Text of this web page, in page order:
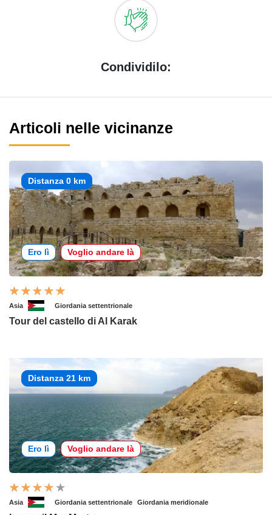
Condividilo:
Articoli nelle vicinanze
Distanza 0 km
Ero lì Voglio andare là
Asia Giordania settentrionale
Tour del castello di Al Karak
Distanza 21 km
Ero lì Voglio andare là
Asia Giordania settentrionale Giordania meridionale